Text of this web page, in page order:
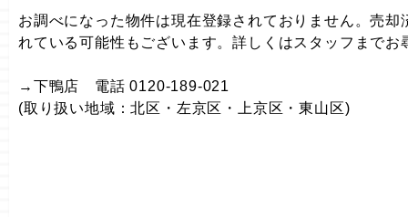
お調べになった物件は現在登録されておりません。売
れている可能性もございます。詳しくはスタッフまでお
→下鴨店 電話 0120-189-021
(取り扱い地域：北区・左京区・上京区・東山区)